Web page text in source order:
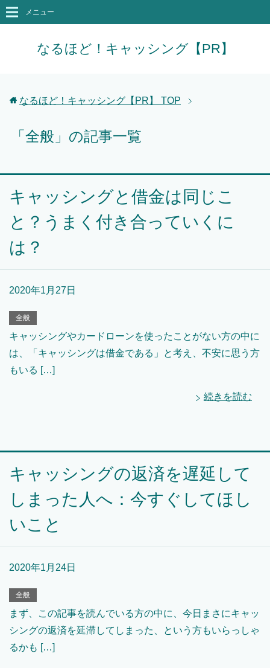
なるほど！キャッシング【PR】
メニュー
なるほど！キャッシング【PR】 TOP
「全般」の記事一覧
キャッシングと借金は同じこ
と？うまく付き合っていくに
は？
2020年1月27日
全般
キャッシングやカードローンを使ったことがない方の中に
は、「キャッシングは借金である」と考え、不安に思う方
もいる […]
続きを読む
キャッシングの返済を遅延して
しまった人へ：今すぐしてほし
いこと
2020年1月24日
全般
まず、この記事を読んでいる方の中に、今日まさにキャッ
シングの返済を延滞してしまった、という方もいらっしゃ
るかも […]